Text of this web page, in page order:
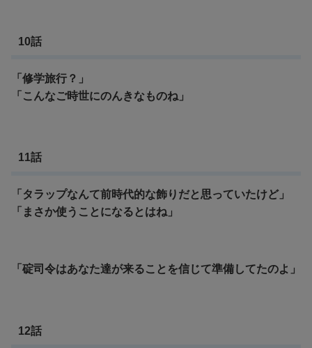
10話
「修学旅行？」
「こんなご時世にのんきなものね」
11話
「タラップなんて前時代的な飾りだと思っていたけど」
「まさか使うことになるとはね」
「碇司令はあなた達が来ることを信じて準備してたのよ」
12話